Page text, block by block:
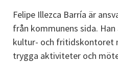
Felipe Illezca Barría är
från kommunens sida.
kultur- och fritidskontoret
trygga aktiviteter och